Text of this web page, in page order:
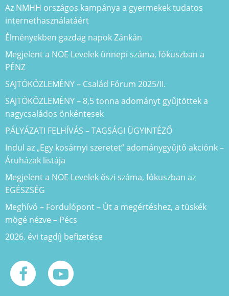
Az NMHH országos kampánya a gyermekek tudatos
internethasználatáért
Élményekben gazdag napok Zánkán
Megjelent a NOE Levelek ünnepi száma, fókuszban a
PÉNZ
SAJTÓKÖZLEMÉNY – Család Fórum 2025/II.
SAJTÓKÖZLEMÉNY – 8,5 tonna adományt gyűjtöttek a
nagycsaládos önkéntesek
PÁLYÁZATI FELHÍVÁS – TAGSÁGI ÜGYINTÉZŐ
Indul az „Egy kosárnyi szeretet” adománygyűjtő akciónk –
Áruházak listája
Megjelent a NOE Levelek őszi száma, fókuszban az
EGÉSZSÉG
Meghívó – Fordulópont – Út a megértéshez, a tüskék
mögé nézve – Pécs
2026. évi tagdíj befizetése